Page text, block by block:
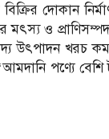
দোকান
ও প্রাণিসম্পদ
উৎপাদন খরচ
পণ্যে বেশি